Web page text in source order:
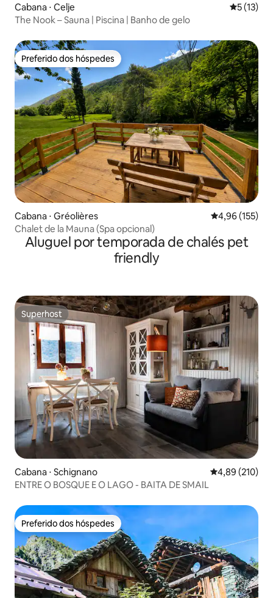
Cabana ⋅ Celje 5 de uma
5 (13)
The Nook – Sauna | Piscina | Banho de gelo
Preferido dos hóspedes
Preferido dos hóspedes
Cabana ⋅ Gréolières 4,96 de uma
4,96 (155)
Chalet de la Mauna (Spa opcional)
Aluguel por temporada de chalés pet
friendly
Superhost
Superhost
Cabana ⋅ Schignano 4,89 de uma
4,89 (210)
ENTRE O BOSQUE E O LAGO - BAITA DE SMAIL
Preferido dos hóspedes
Preferido dos hóspedes